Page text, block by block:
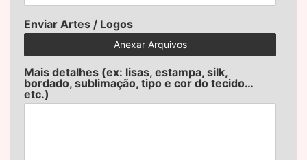
Enviar Artes / Logos
Anexar Arquivos
Mais detalhes (ex: lisas, estampa, silk,
bordado, sublimação, tipo e cor do tecido…
etc.)